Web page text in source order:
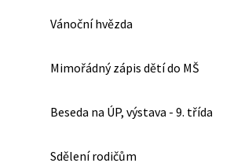
Vánoční hvězda
Mimořádný zápis dětí do MŠ
Beseda na ÚP, výstava - 9. třída
Sdělení rodičům